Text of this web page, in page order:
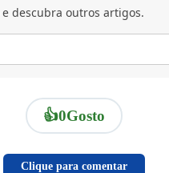
descubra outros artigos.
👍0Gosto
Clique para comentar